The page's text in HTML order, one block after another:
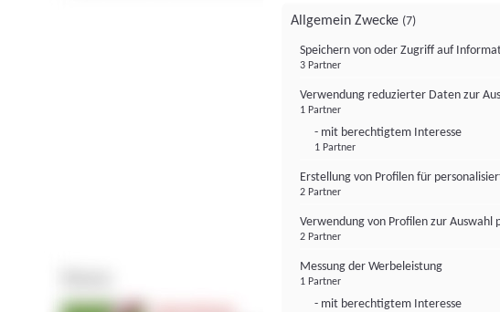
Allgemein Zwecke (7)
Speichern von oder Zugriff auf
3 Partner
Verwendung reduzierter Daten zur
1 Partner
- mit berechtigtem Interesse
1 Partner
Erstellung von Profilen für
2 Partner
Verwendung von Profilen zur Auswahl
2 Partner
Messung der Werbeleistung
1 Partner
- mit berechtigtem Interesse